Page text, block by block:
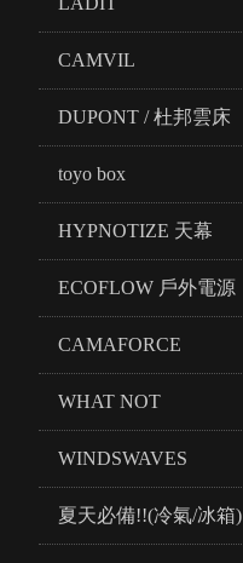
CAMVIL
DUPONT / 杜邦雲床
toyo box
HYPNOTIZE 天幕
ECOFLOW 戶外電源
CAMAFORCE
WHAT NOT
WINDSWAVES
夏天必備!!(冷氣/冰箱)